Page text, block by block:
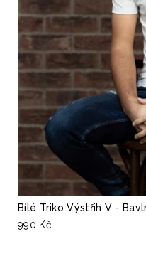
Bílé Triko Výstřih V -
990 Kč